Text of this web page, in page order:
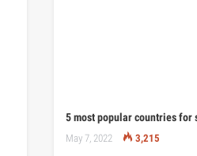
5 most popular countries for
May 7, 2022 3,215